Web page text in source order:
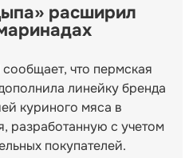
расширил
что пермская
линейку бренда
куриного мяса в
разработанную с учетом
покупателей.